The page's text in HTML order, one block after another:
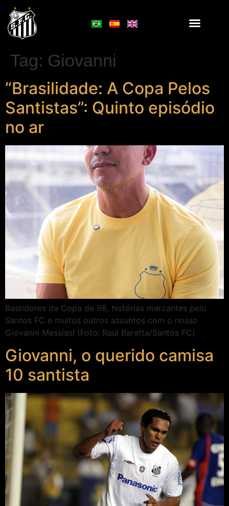
Tag: Giovanni
“Brasilidade: A Copa Pelos
Santistas”: Quinto episódio
no ar
Bastidores da Copa de 98, histórias marcantes pelo
Santos FC e muitos outros assuntos com o nosso
Giovanni Messias! (Foto: Raul Baretta/Santos FC)
Giovanni, o querido camisa
10 santista